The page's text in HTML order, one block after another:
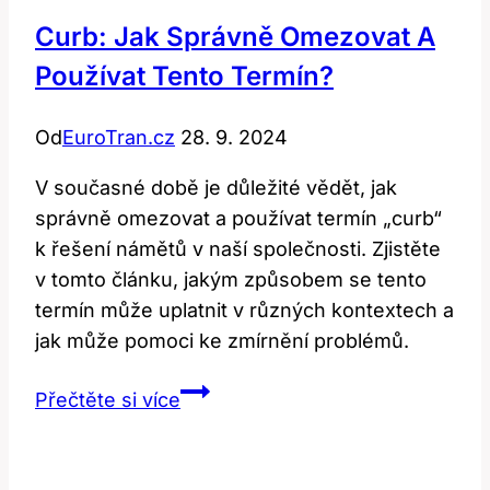
Curb: Jak Správně Omezovat A
Používat Tento Termín?
OdEuroTran.cz 28. 9. 2024
V současné době je důležité vědět, jak
správně omezovat a používat termín „curb“
k řešení námětů v naší společnosti. Zjistěte
v tomto článku, jakým způsobem se tento
termín může uplatnit v různých kontextech a
jak může pomoci ke zmírnění problémů.
Přečtěte si víceCurb: